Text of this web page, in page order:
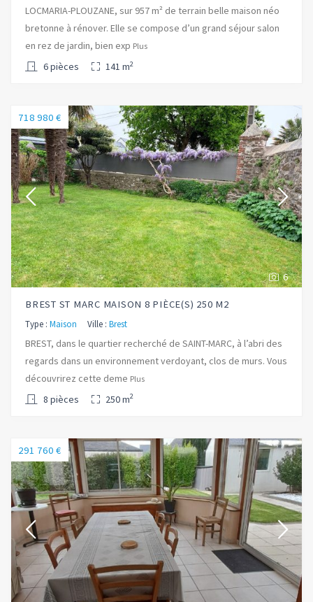
LOCMARIA-PLOUZANE, sur 957 m² de terrain belle maison néo
bretonne à rénover. Elle se compose d’un grand séjour salon
en rez de jardin, bien exp Plus
6 pièces 141 m2
6
718 980 €
BREST ST MARC MAISON 8 PIÈCE(S) 250 M2
Type : Maison Ville : Brest
BREST, dans le quartier recherché de SAINT-MARC, à l’abri des
regards dans un environnement verdoyant, clos de murs. Vous
découvrirez cette deme Plus
8 pièces 250 m2
291 760 €